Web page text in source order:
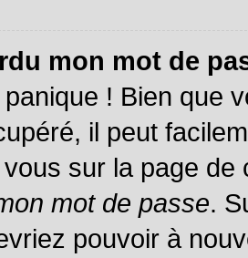
mon mot de
! Bien que
il peut
sur la page
mot de passe.
pouvoir à